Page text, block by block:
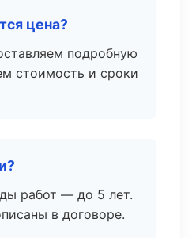
цена?
подробную
стоимость и сроки
работ — до 5 лет.
в договоре.